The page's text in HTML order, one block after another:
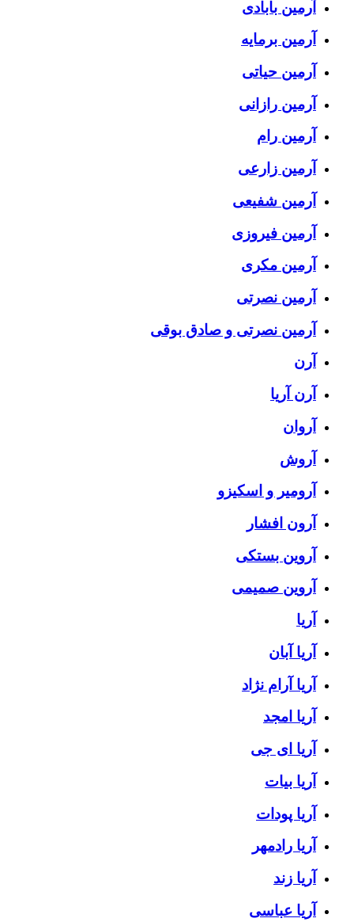
آرمین بابادی
آرمین برمایه
آرمین حیاتی
آرمین رازانی
آرمین رام
آرمین زارعی
آرمین شفیعی
آرمین فیروزی
آرمین مکری
آرمین نصرتی
آرمین نصرتی و صادق بوقی
آرن
آرن آریا
آروان
آروش
آرومیر و اسکیزو
آرون افشار
آروین بستکی
آروین صمیمی
آریا
آریا آبان
آریا آرام نژاد
آریا امجد
آریا ای جی
آریا بیات
آریا پودات
آریا رادمهر
آریا زند
آریا عباسی